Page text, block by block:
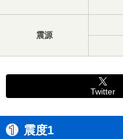
震源
Twitter
震度1